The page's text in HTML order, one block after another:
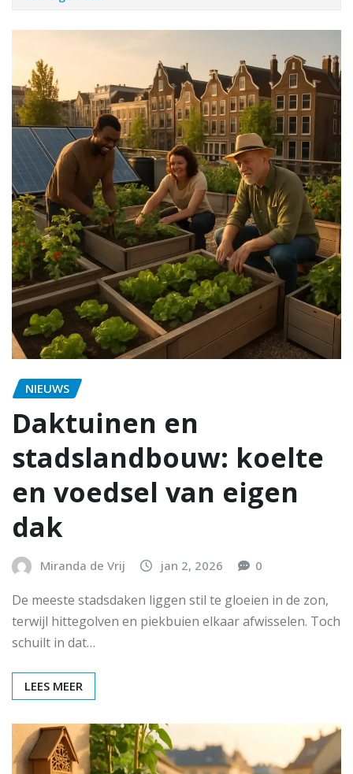
NIEUWS
Daktuinen en
stadslandbouw: koelte
en voedsel van eigen
dak
Miranda de Vrij jan 2, 2026 0
De meeste stadsdaken liggen stil te gloeien in de zon,
terwijl hittegolven en piekbuien elkaar afwisselen. Toch
schuilt in dat…
LEES MEER